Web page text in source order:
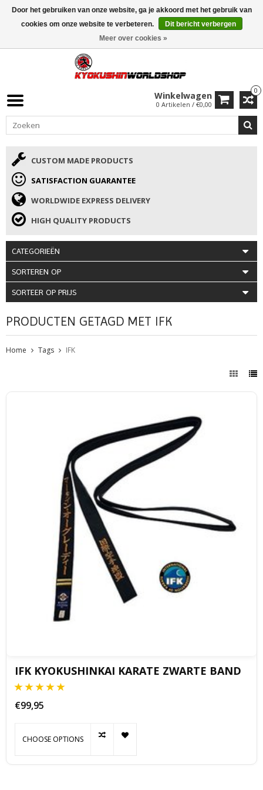
ISAMU SUMMER DEALS• 10% Korting + cadeau vanaf €169 →
0
Winkelwagen
0 Artikelen / €0,00
CUSTOM MADE PRODUCTS
SATISFACTION GUARANTEE
WORLDWIDE EXPRESS DELIVERY
HIGH QUALITY PRODUCTS
CATEGORIEËN
SORTEREN OP
SORTEER OP PRIJS
PRODUCTEN GETAGD MET IFK
Home Tags IFK
IFK KYOKUSHINKAI KARATE ZWARTE BAND
€99,95
CHOOSE OPTIONS
Door het gebruiken van onze website, ga je akkoord met het gebruik van
cookies om onze website te verbeteren.
Dit bericht verbergen
Meer over cookies »